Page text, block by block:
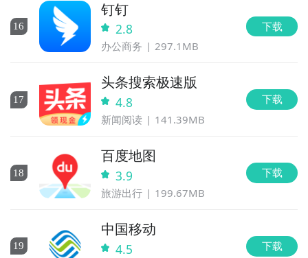
16
钉钉
2.8
办公商务 297.1MB
下载
17
头条搜索极速版
4.8
新闻阅读 141.39MB
下载
18
百度地图
3.9
旅游出行 199.67MB
下载
19
中国移动
4.5 下载